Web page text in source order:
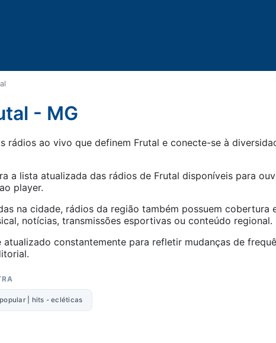
- MG
rádios ao vivo que definem Frutal e conecte-se à
a lista atualizada das rádios de Frutal disponíveis para
player.
na cidade, rádios da região também possuem cobertura
notícias, transmissões esportivas ou conteúdo regional.
constantemente para refletir mudanças de
popular | hits - ecléticas